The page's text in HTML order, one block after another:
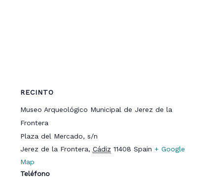
RECINTO
Museo Arqueológico Municipal de Jerez de la
Frontera
Plaza del Mercado, s/n
Jerez de la Frontera, Cádiz 11408 Spain + Google
Map
Teléfono